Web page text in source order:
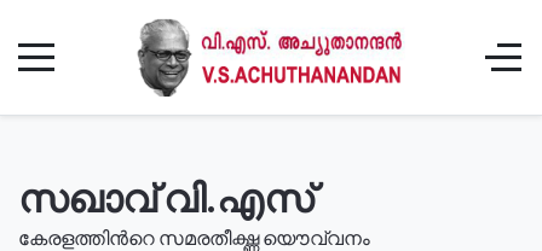
സഖാവ് വി.എസ്
കേരളത്തിൻറെ സമരതീക്ഷ്ണ യൌവ്വനം